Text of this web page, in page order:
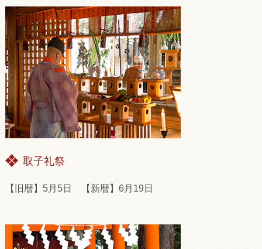
取子礼祭
【旧暦】5月5日 【新暦】6月19日